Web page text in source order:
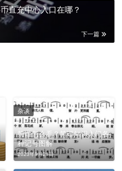
直充中心入口在哪？
下一篇
简谱怎么看？简谱知识入门各
种记号图解
2023年9月21日
杂谈